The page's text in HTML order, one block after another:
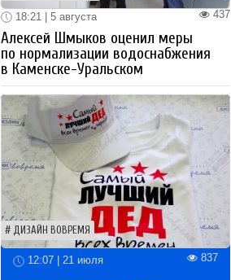
437
18:21 | 5 августа
Алексей Шмыков оценил меры
по нормализации водоснабжения
в Каменске-Уральском
ДИЗАЙН ВОВРЕМЯ
12:07 | 21 июля 837